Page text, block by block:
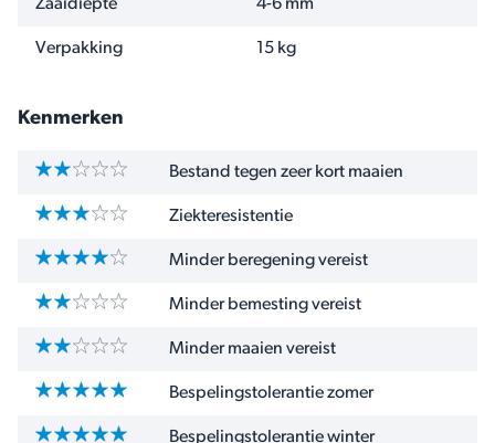
Zaaidiepte 4-6 mm
Verpakking 15 kg
Kenmerken
Bestand tegen zeer kort maaien
Ziekteresistentie
Minder beregening vereist
Minder bemesting vereist
Minder maaien vereist
Bespelingstolerantie zomer
Bespelingstolerantie winter